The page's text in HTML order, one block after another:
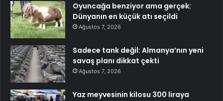
Oyuncağa benziyor ama gerçek:
Dünyanın en küçük atı seçildi
Ağustos 7, 2026
Sadece tank değil: Almanya’nın yeni
savaş planı dikkat çekti
Ağustos 7, 2026
Yaz meyvesinin kilosu 300 liraya